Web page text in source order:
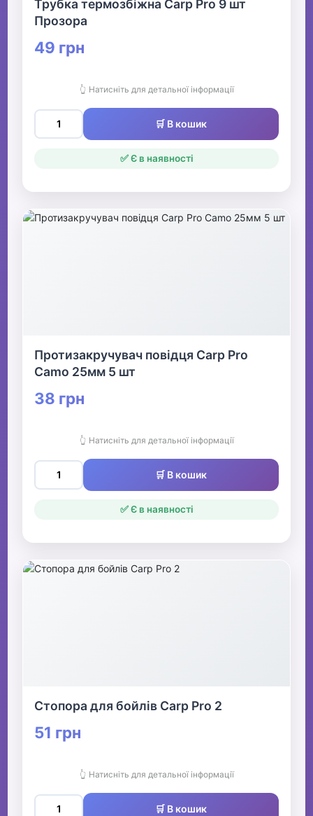
Трубка термозбіжна Carp Pro 9 шт
Прозора
49 грн
👆 Натисніть для детальної інформації
🛒 В кошик
✅ Є в наявності
Протизакручувач повідця Carp Pro
Camo 25мм 5 шт
38 грн
👆 Натисніть для детальної інформації
🛒 В кошик
✅ Є в наявності
Стопора для бойлів Carp Pro 2
51 грн
👆 Натисніть для детальної інформації
🛒 В кошик